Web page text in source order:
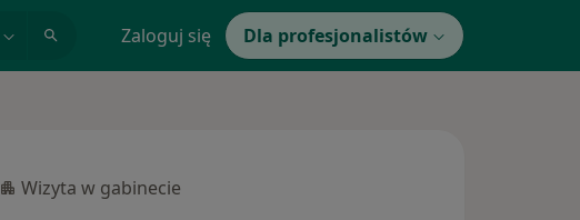
Zaloguj się Dla profesjonalistów
Wizyta w gabinecie
Wizyta w gabinecie